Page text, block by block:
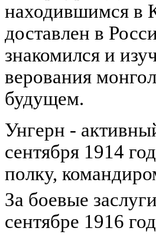
находившимся в
доставлен в
знакомился и
верования
будущем.
Унгерн -
сентября 1914
полку,
За боевые
сентябре 1916